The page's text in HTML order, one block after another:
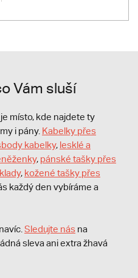
Vám sluší
místo, kde najdete ty
i pány. Kabelky přes
kabelky, lesklé a
, pánské tašky přes
, kožené tašky přes
každý den vybíráme a
Sledujte nás na
sleva ani extra žhavá